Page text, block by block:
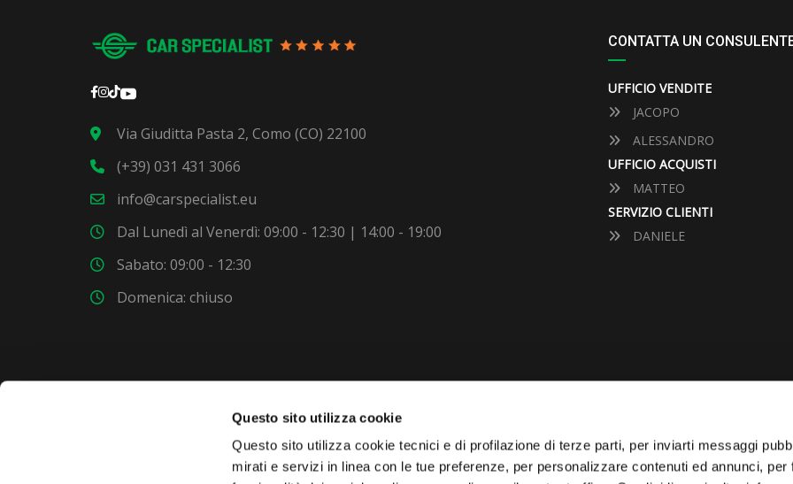
Questo sito utilizza cookie
Questo sito utilizza cookie tecnici e di profilazione di terze parti, per inviarti messaggi
mirati e servizi in linea con le tue preferenze, per personalizzare contenuti ed annunci, per
Via Giuditta Pasta 2, Como (CO) 22100
(+39) 031 431 3066
info@carspecialist.eu
Dal Lunedì al Venerdì: 09:00 - 12:30 | 14:00 - 19:00
Sabato: 09:00 - 12:30
Domenica: chiuso
CONTATTA UN
UFFICIO VENDITE
JACOPO
ALESSANDRO
UFFICIO ACQUISTI
MATTEO
SERVIZIO CLIENTI
DANIELE
Vai Al Garage